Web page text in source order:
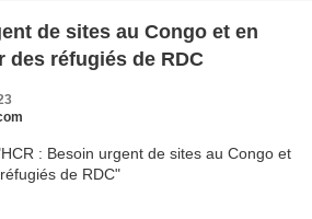
de sites au Congo et en
des réfugiés de RDC